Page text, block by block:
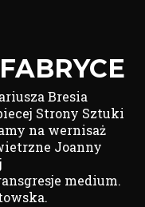
Bresia
Strony Sztuki
na wernisaż
Joanny
medium.